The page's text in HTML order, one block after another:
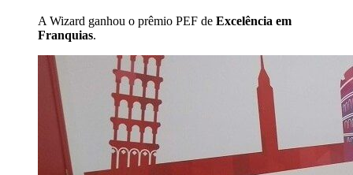
A Wizard ganhou o prêmio PEF de Excelência em
Franquias.